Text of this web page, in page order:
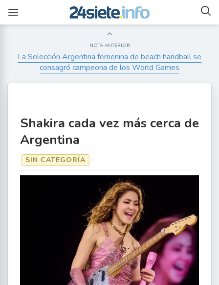
NOTA ANTERIOR
La Selección Argentina femenina de beach handball se
consagró campeona de los World Games
Shakira cada vez más cerca de
Argentina
SIN CATEGORÍA